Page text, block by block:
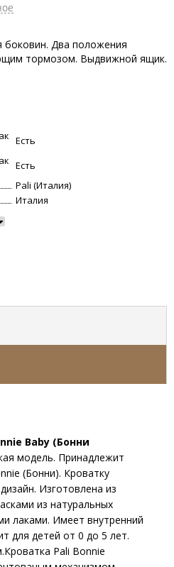
боковин. Два положения
тормозом. Выдвижной ящик.
Есть
Есть
Pali (Италия)
Италия
Baby (Бонни
модель. Принадлежит
(Бонни). Кроватку
Изготовлена из
из натуральных
лаками. Имеет внутренний
для детей от 0 до 5 лет.
Pali Bonnie